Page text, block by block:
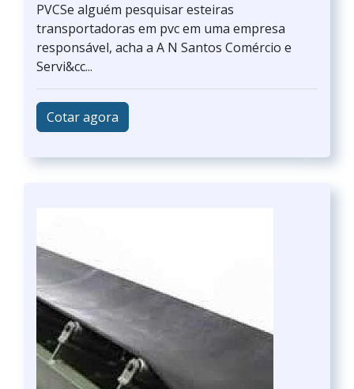
PVCSe alguém pesquisar esteiras
transportadoras em pvc em uma empresa
responsável, acha a A N Santos Comércio e
Servi&cc...
Cotar agora